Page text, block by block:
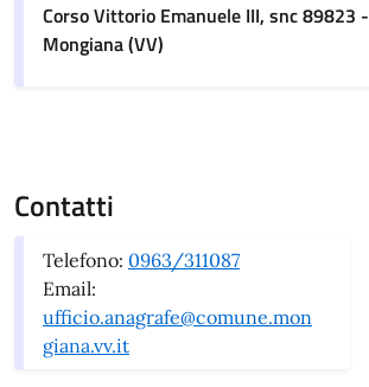
Corso Vittorio Emanuele III, snc 89823 -
Mongiana (VV)
Contatti
Telefono: 0963/311087
Email:
ufficio.anagrafe@comune.mon
giana.vv.it